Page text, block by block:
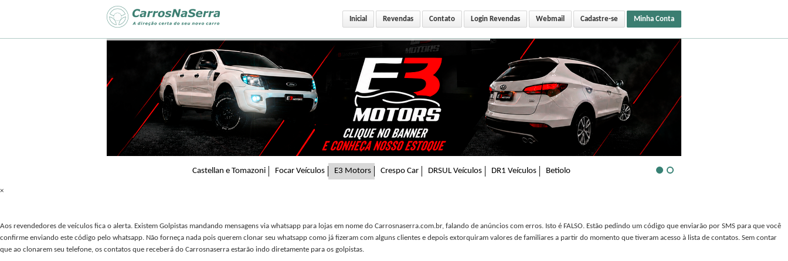
Minha Conta
Inicial Revendas Contato Login Revendas Webmail Cadastre-se
Castellan e Tomazoni Focar Veículos E3 Motors Crespo Car DRSUL Veículos DR1 Veículos Betiolo
×
Aos revendedores de veículos fica o alerta. Existem Golpistas mandando mensagens via whatsapp para lojas em nome do Carrosnaserra.com.br, falando de anúncios com erros. Isto é FALSO. Estão pedindo um código que enviarão por SMS para que você
confirme enviando este código pelo whatsapp. Não forneça nada pois querem clonar seu whatsapp como já fizeram com alguns clientes e depois extorquiram valores de familiares a partir do momento que tiveram acesso à lista de contatos. Sem contar
que ao clonarem seu telefone, os contatos que receberá do Carrosnaserra estarão indo diretamente para os golpistas.